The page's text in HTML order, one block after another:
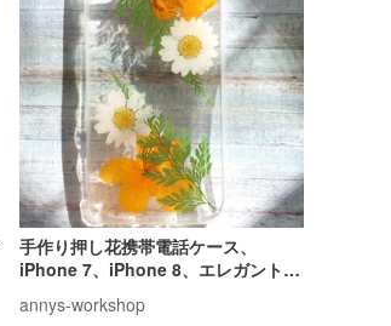
手作り押し花携帯電話ケース、
iPhone 7、iPhone 8、エレガントス
annys-workshop